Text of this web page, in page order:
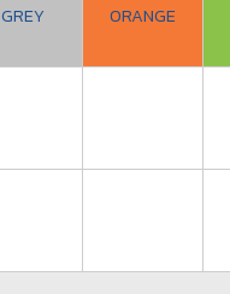
GREY ORANGE